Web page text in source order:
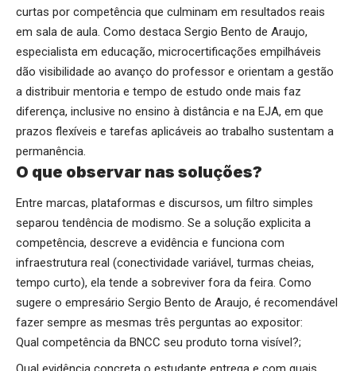
curtas por competência que culminam em resultados reais
em sala de aula. Como destaca Sergio Bento de Araujo,
especialista em educação, microcertificações empilháveis
dão visibilidade ao avanço do professor e orientam a gestão
a distribuir mentoria e tempo de estudo onde mais faz
diferença, inclusive no ensino à distância e na EJA, em que
prazos flexíveis e tarefas aplicáveis ao trabalho sustentam a
permanência.
O que observar nas soluções?
Entre marcas, plataformas e discursos, um filtro simples
separou tendência de modismo. Se a solução explicita a
competência, descreve a evidência e funciona com
infraestrutura real (conectividade variável, turmas cheias,
tempo curto), ela tende a sobreviver fora da feira. Como
sugere o empresário Sergio Bento de Araujo, é recomendável
fazer sempre as mesmas três perguntas ao expositor:
Qual competência da BNCC seu produto torna visível?;